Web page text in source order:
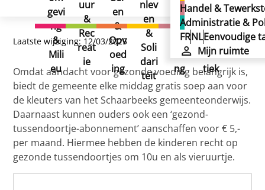
Handel &
Administratie &
FRNLEenvoudige
Mijn ruimte
gevi
ng
&
Mili
eu
uur
&
Rec
reat
ie
en
&
Opv
oed
ing
nlev
en
&
Soli
dari
teit
&
Tew
erks
telli
ng
istr
atie
&
Poli
tiek
Laatste wijziging: 12/03/2025
Omdat aandacht voor gezonde voeding belangrijk is,
biedt de gemeente elke middag gratis soep aan voor
de kleuters van het Schaarbeeks gemeenteonderwijs.
Daarnaast kunnen ouders ook een ‘gezond-
tussendoortje-abonnement’ aanschaffen voor € 5,-
per maand. Hiermee hebben de kinderen recht op
gezonde tussendoortjes om 10u en als vieruurtje.